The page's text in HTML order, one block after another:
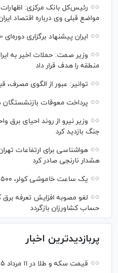
رئیس‌کل بانک مرکزی: اظهارات
مواضع قبلی وی درباره اقتصاد
ایران پیشنهاد برگزاری
وزیر صمت: حملات اخیر به
منطقه را هدف قرار داد
توانیر: عبور از الگوی
پرداخت معوقات بازنشستگان
وزیر نیرو از روند احیای
جنگ بازدید کرد
هواشناسی برای ارتفاعات
هشدار نارنجی صادر کرد
یک ساعت خاموشی کولر، ۵۰۰ هزار نفر را سیراب می‌کند
لغو مصوبه افزایش تعرفه برق
حساب کشاورزان بازگردد
پربازدیدترین اخبار
قیمت سکه و طلا در ۱۱ مرداد ۱۴۰۵